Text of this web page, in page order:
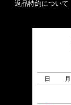
返品特約について
日 月